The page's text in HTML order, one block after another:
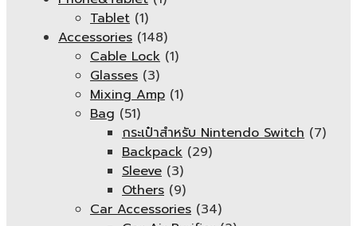
Tablet (1)
Accessories (148)
Cable Lock (1)
Glasses (3)
Mixing Amp (1)
Bag (51)
กระเป๋าสำหรับ Nintendo Switch (7)
Backpack (29)
Sleeve (3)
Others (9)
Car Accessories (34)